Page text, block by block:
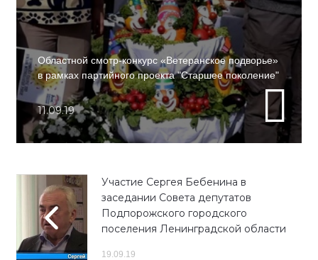
Областной смотр-конкурс «Ветеранское подворье»
в рамках партийного проекта "Старшее поколение"
11.09.19
Участие Сергея Бебенина в
заседании Совета депутатов
Подпорожского городского
поселения Ленинградской области
19.09.19